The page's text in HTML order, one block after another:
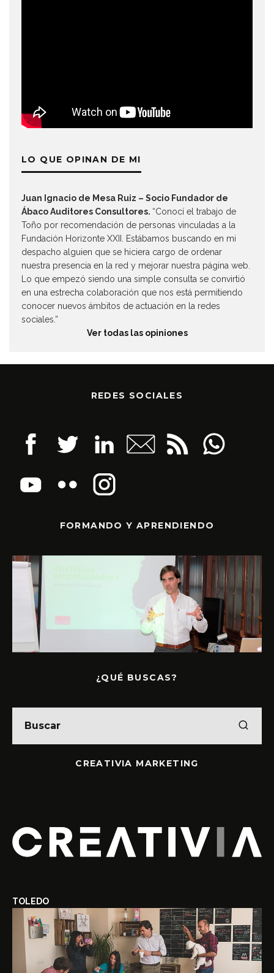
LO QUE OPINAN DE MI
Juan Ignacio de Mesa Ruiz – Socio Fundador de
Ábaco Auditores Consultores. “Conocí el trabajo de
Toño por recomendación de personas vinculadas a la
Fundación Horizonte XXII. Estábamos buscando en mi
despacho alguien que se hiciera cargo de ordenar
nuestra presencia en la red y mejorar nuestra página web.
Lo que empezó siendo una simple consulta se convirtió
en una estrecha colaboración que nos está permitiendo
conocer nuevos ámbitos de actuación en la redes
sociales.”
Ver todas las opiniones
REDES SOCIALES
FORMANDO Y APRENDIENDO
¿QUÉ BUSCAS?
CREATIVIA MARKETING
TOLEDO